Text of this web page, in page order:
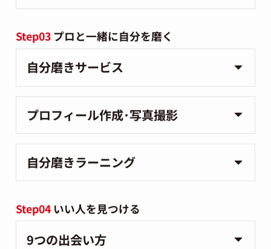
Step03プロと一緒に自分を磨く
自分磨きサービス
プロフィール作成･写真撮影
自分磨きラーニング
Step04 いい人を見つける
9つの出会い方